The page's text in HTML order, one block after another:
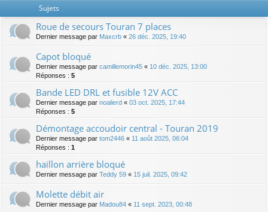
Sujets
Roue de secours Touran 7 places
Dernier message par Maxcrb « 26 déc. 2025, 19:40
Capot bloqué
Dernier message par camillemorin45 « 10 déc. 2025, 13:00
Réponses : 5
Bande LED DRL et fusible 12V ACC
Dernier message par noalierd « 03 oct. 2025, 17:44
Réponses : 5
Démontage accoudoir central - Touran 2019
Dernier message par tom2446 « 11 août 2025, 06:04
Réponses : 1
haillon arrière bloqué
Dernier message par Teddy 59 « 15 juil. 2025, 09:42
Molette débit air
Dernier message par Madou84 « 11 sept. 2023, 00:48